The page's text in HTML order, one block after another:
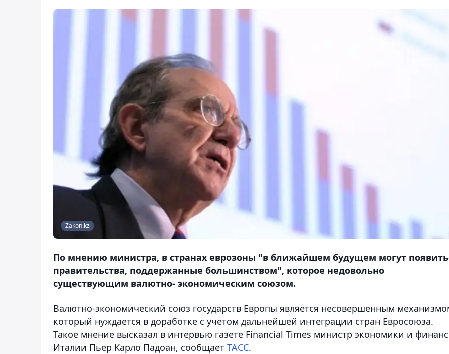
Zakon.kz
По мнению министра, в странах еврозоны "в ближайшем будущем могут
правительства, поддержанные большинством", которое недовольно
существующим валютно- экономическим союзом.
Валютно-экономический союз государств Европы является несовершенным
который нуждается в доработке с учетом дальнейшей интеграции стран Евросоюза.
Такое мнение высказал в интервью газете Financial Times министр экономики и
Италии Пьер Карло Падоан, сообщает ТАСС.